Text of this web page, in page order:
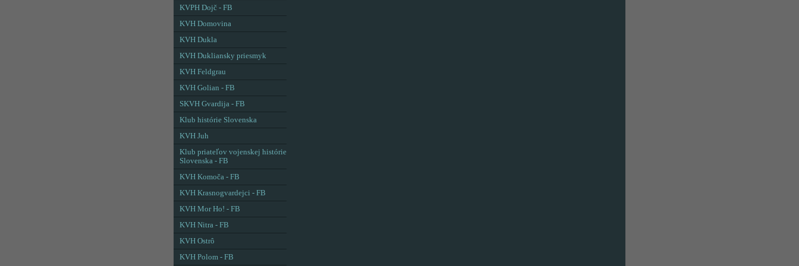
KVPH Dojč - FB
KVH Domovina
KVH Dukla
KVH Dukliansky priesmyk
KVH Feldgrau
KVH Golian - FB
SKVH Gvardija - FB
Klub histórie Slovenska
KVH Juh
Klub priateľov vojenskej histórie
Slovenska - FB
KVH Komoča - FB
KVH Krasnogvardejci - FB
KVH Mor Ho! - FB
KVH Nitra - FB
KVH Ostrô
KVH Polom - FB